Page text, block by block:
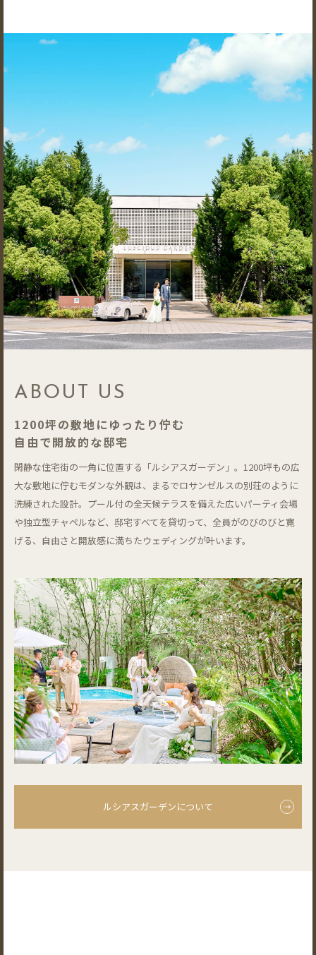
ABOUT US
1200坪の敷地にゆったり佇む
自由で開放的な邸宅
閑静な住宅街の一角に位置する「ルシアスガーデン」。1200坪もの広
大な敷地に佇むモダンな外観は、まるでロサンゼルスの別荘のように
洗練された設計。プール付の全天候テラスを備えた広いパーティ会場
や独立型チャペルなど、邸宅すべてを貸切って、全員がのびのびと寛
げる、自由さと開放感に満ちたウェディングが叶います。
ルシアスガーデンについて